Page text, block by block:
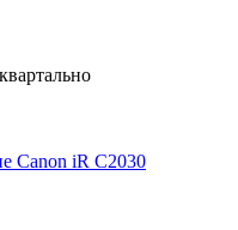
Canon iR C2030